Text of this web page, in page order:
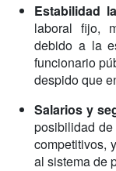
Estabilidad
laboral fijo,
debido a la
funcionario
despido que
Salarios y
posibilidad
competitivos,
al sistema de